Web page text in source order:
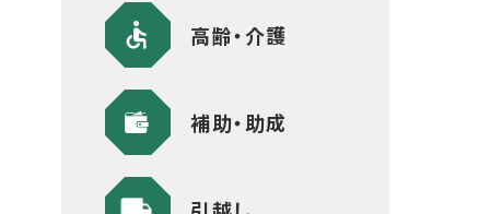
高齢・介護
補助・助成